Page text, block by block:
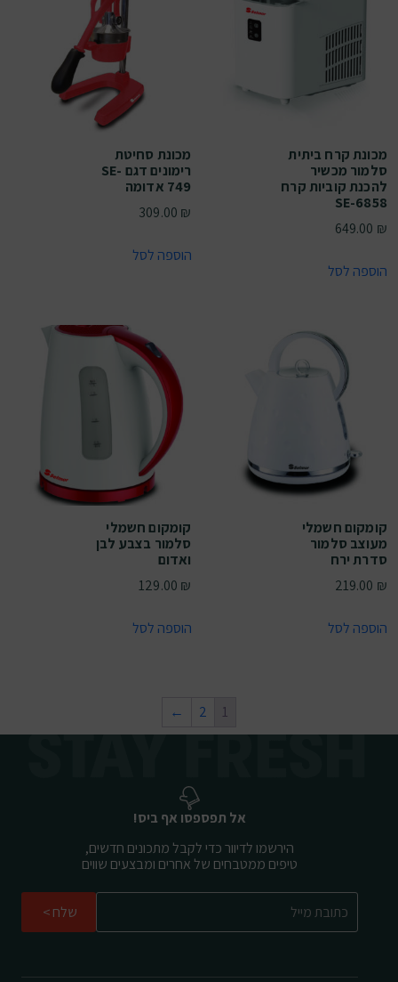
מכונת קרח ביתית
סלמור מכשיר
להכנת קוביות קרח
SE-6858
649.00 ₪
הוספה לסל
מכונת סחיטת
רימונים דגם SE-
749 אדומה
309.00 ₪
הוספה לסל
קומקום חשמלי
מעוצב סלמור
סדרת ירח
219.00 ₪
הוספה לסל
קומקום חשמלי
סלמור בצבע לבן
ואדום
129.00 ₪
הוספה לסל
1
2
←
אל תפספסו אף ביס!
הירשמו לדיוור כדי לקבל מתכונים חדשים,
טיפים ממטבחים של אחרים ומבצעים שווים
שלח